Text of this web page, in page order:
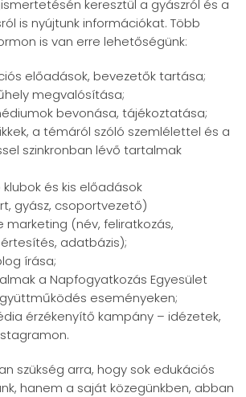
keresztül a gyászról és a
is nyújtunk információkat. Több
is van erre lehetőségünk:
előadások, bevezetők tartása;
megvalósítása;
bevonása, tájékoztatása;
a témáról szóló szemlélettel és a
szinkronban lévő tartalmak
és kis előadások
gyász, csoportvezető)
marketing (név, feliratkozás,
adatbázis);
írása;
a Napfogyatkozás Egyesület
eseményeken;
érzékenyítő kampány – idézetek,
szükség arra, hogy sok edukációs
hanem a saját közegünkben, abban